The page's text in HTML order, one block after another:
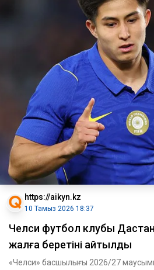
https://aikyn.kz
10 Тамыз 2026 18:37
Челси футбол клубы
жалға беретіні айтылды
«Челси» басшылығы 2026/27